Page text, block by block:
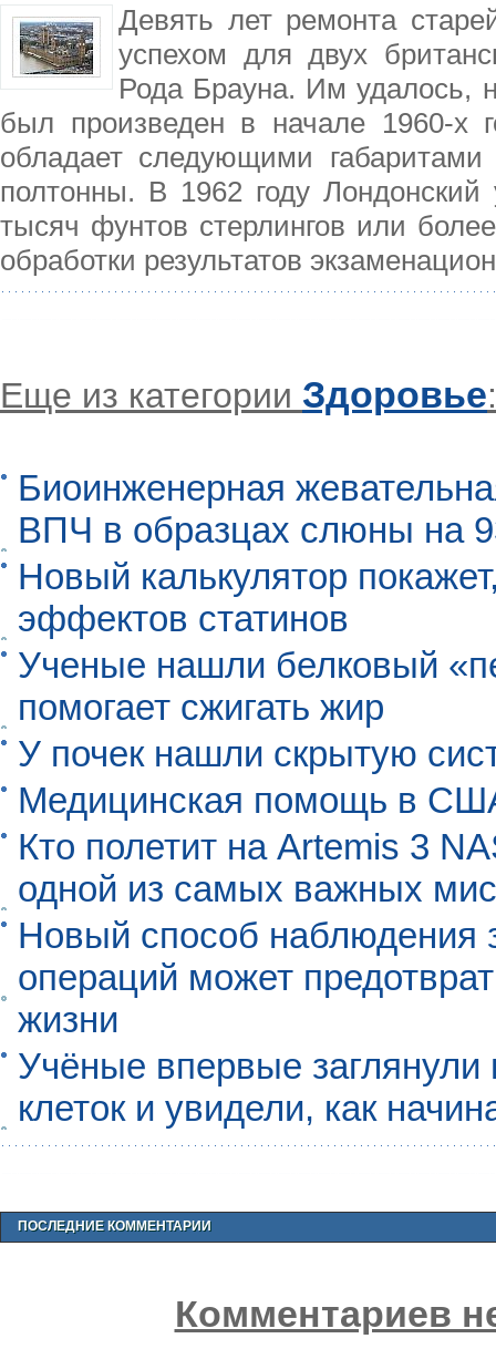
Девять лет ремонта
успехом для двух
Рода Брауна. Им удалось,
был произведен в начале 1960-х
обладает следующими
полтонны. В 1962 году Лондонский
тысяч фунтов стерлингов или
обработки результатов
Еще из категории Здоровье:
Биоинженерная
ВПЧ в образцах слюны на
Новый калькулятор
эффектов статинов
Ученые нашли белковый
помогает сжигать жир
У почек нашли скрытую
Медицинская помощь в
Кто полетит на Artemis 3
одной из самых важных
Новый способ наблюдения
операций может
жизни
Учёные впервые
клеток и увидели, как
ПОСЛЕДНИЕ КОММЕНТАРИИ
Комментариев